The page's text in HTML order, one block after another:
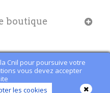
Cnil pour poursuive votre
vous devez accepter
les cookies
boutique